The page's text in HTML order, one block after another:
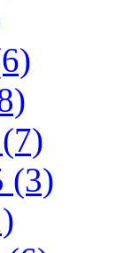
(3)